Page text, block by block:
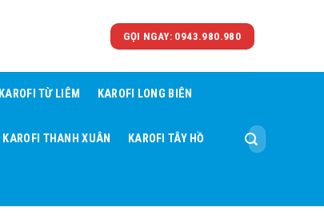
GỌI NGAY: 0943.980.980
KAROFI TỪ LIÊM KAROFI LONG BIÊN
KAROFI THANH XUÂN KAROFI TÂY HỒ
Tìm
kiếm: